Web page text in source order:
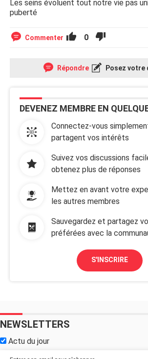
Les seins évoluent tout notre vie pas
puberté
Commenter 0
Répondre Posez votre
DEVENEZ MEMBRE EN
Connectez-vous
partagent vos intérêts
Suivez vos discussions
obtenez plus de réponses
Mettez en avant votre
les autres membres
Sauvegardez et partagez
préférées avec la
S'INSCRIRE
NEWSLETTERS
Actu du jour